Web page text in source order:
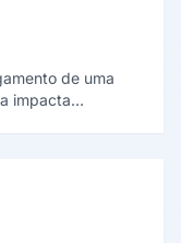
de uma
impacta